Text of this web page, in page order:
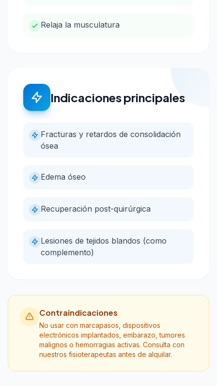
Relaja la musculatura
Indicaciones principales
Fracturas y retardos de consolidación
ósea
Edema óseo
Recuperación post-quirúrgica
Lesiones de tejidos blandos (como
complemento)
Contraindicaciones
No usar con marcapasos, dispositivos
electrónicos implantados, embarazo, tumores
malignos o hemorragias activas. Consulta con
nuestros fisioterapeutas antes de alquilar.